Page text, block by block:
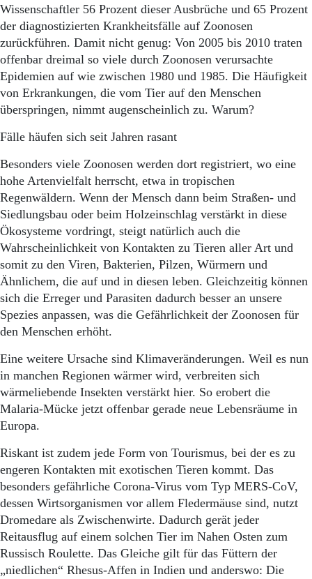
Wissenschaftler 56 Prozent dieser Ausbrüche und 65 Prozent
der diagnostizierten Krankheitsfälle auf Zoonosen
zurückführen. Damit nicht genug: Von 2005 bis 2010 traten
offenbar dreimal so viele durch Zoonosen verursachte
Epidemien auf wie zwischen 1980 und 1985. Die Häufigkeit
von Erkrankungen, die vom Tier auf den Menschen
überspringen, nimmt augenscheinlich zu. Warum?
Fälle häufen sich seit Jahren rasant
Besonders viele Zoonosen werden dort registriert, wo eine
hohe Artenvielfalt herrscht, etwa in tropischen
Regenwäldern. Wenn der Mensch dann beim Straßen- und
Siedlungsbau oder beim Holzeinschlag verstärkt in diese
Ökosysteme vordringt, steigt natürlich auch die
Wahrscheinlichkeit von Kontakten zu Tieren aller Art und
somit zu den Viren, Bakterien, Pilzen, Würmern und
Ähnlichem, die auf und in diesen leben. Gleichzeitig können
sich die Erreger und Parasiten dadurch besser an unsere
Spezies anpassen, was die Gefährlichkeit der Zoonosen für
den Menschen erhöht.
Eine weitere Ursache sind Klimaveränderungen. Weil es nun
in manchen Regionen wärmer wird, verbreiten sich
wärmeliebende Insekten verstärkt hier. So erobert die
Malaria-Mücke jetzt offenbar gerade neue Lebensräume in
Europa.
Riskant ist zudem jede Form von Tourismus, bei der es zu
engeren Kontakten mit exotischen Tieren kommt. Das
besonders gefährliche Corona-Virus vom Typ MERS-CoV,
dessen Wirtsorganismen vor allem Fledermäuse sind, nutzt
Dromedare als Zwischenwirte. Dadurch gerät jeder
Reitausflug auf einem solchen Tier im Nahen Osten zum
Russisch Roulette. Das Gleiche gilt für das Füttern der
„niedlichen“ Rhesus-Affen in Indien und anderswo: Die